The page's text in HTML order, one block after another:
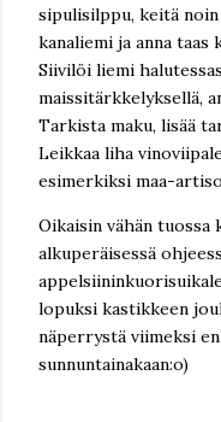
sipulisilppu, keitä
kanaliemi ja anna taas
Siivilöi liemi
maissitärkkelyksellä,
Tarkista maku, lisää
Leikkaa liha
esimerkiksi maa-
Oikaisin vähän tuossa
alkuperäisessä
lopuksi kastikkeen
näperrystä viimeksi
sunnuntainakaan:o)